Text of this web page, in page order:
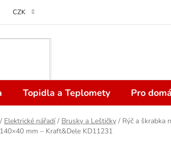
Odstoupení od kupní smlouvy do 14 dní
CZK
Topidla a Teplomety Pro
/ Elektrické nářadí / Brusky a Leštičky / Rýč a škrabka
mm – Kraft&Dele KD11231